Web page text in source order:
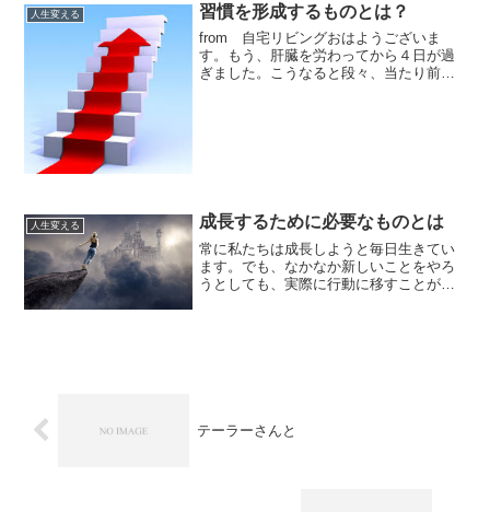
人生変える 習慣を形成するものとは？
from 自宅リビングおはようございま
す。もう、肝臓を労わってから４日が過
ぎました。こうなると段々、当たり前に
人生変える 成長するために必要なものとは
常に私たちは成長しようと毎日生きてい
ます。でも、なかなか新しいことをやろ
うとしても、実際に行動に移すことがで
テーラーさんと